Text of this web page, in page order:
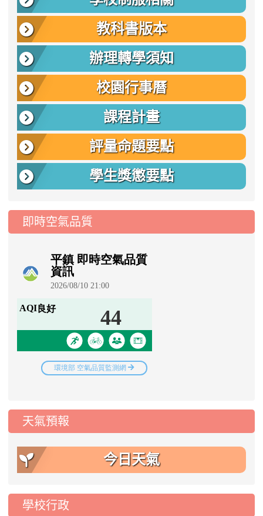
教科書版本
辦理轉學須知
校園行事曆
課程計畫
評量命題要點
學生獎懲要點
即時空氣品質
天氣預報
今日天氣
學校行政